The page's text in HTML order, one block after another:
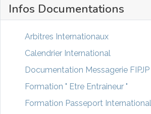
Infos Documentations
Arbitres Internationaux
Calendrier International
Documentation Messagerie FIPJP
Formation " Etre Entraineur "
Formation Passeport International